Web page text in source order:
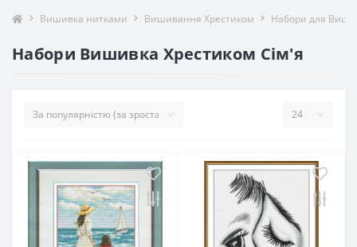
Вишивка нитками Вишивання Хрестиком Набори для
Набори Вишивка Хрестиком Сім'я